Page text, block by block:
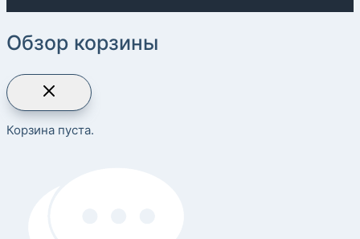
Обзор корзины
Корзина пуста.